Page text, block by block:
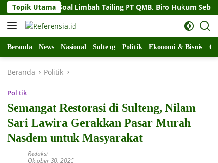
Langsung
ke
konten
Topik Utama
Sulteng Soal Limbah Tailing PT QMB, Biro Hukum Sebut
Beranda News Nasional Sulteng Politik Ekonomi & Bisnis
Beranda Politik
Politik
Semangat Restorasi di Sulteng, Nilam
Sari Lawira Gerakkan Pasar Murah
Nasdem untuk Masyarakat
Redaksi
Oktober 30, 2025